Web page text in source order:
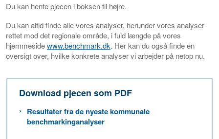
Du kan hente pjecen i boksen til højre.
Du kan altid finde alle vores analyser, herunder vores analyser
rettet mod det regionale område, i fuld længde på vores
hjemmesidewww.benchmark.dk. Her kan du også finde en
oversigt over, hvilke konkrete analyser vi arbejder på netop nu.
Download pjecen som PDF
Resultater fra de nyeste kommunale
benchmarkinganalyser